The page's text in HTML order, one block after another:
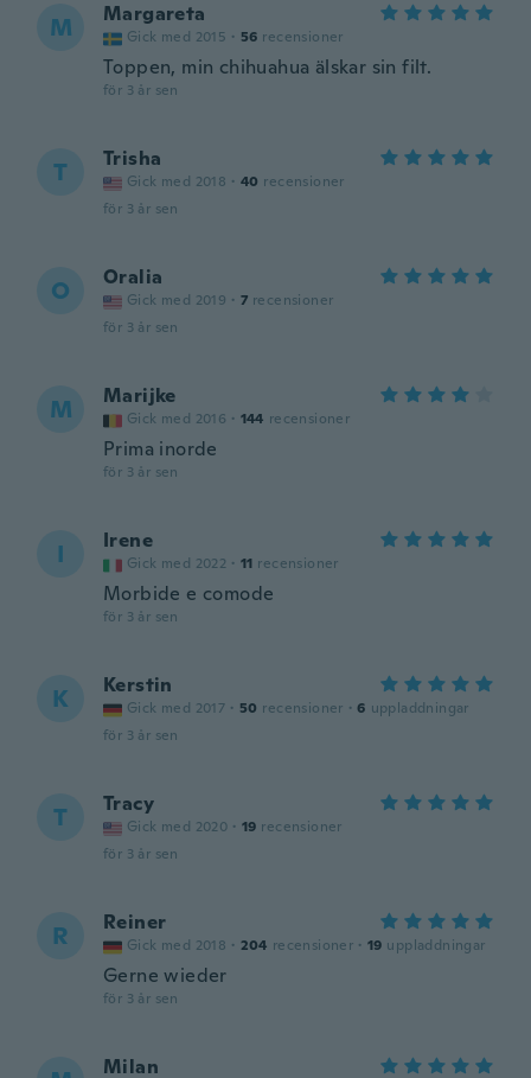
M Margareta
Gick med 2015 · 56 recensioner
Toppen, min chihuahua älskar sin filt.
för 3 år sen
T Trisha
Gick med 2018 · 40 recensioner
för 3 år sen
O Oralia
Gick med 2019 · 7 recensioner
för 3 år sen
M Marijke
Gick med 2016 · 144 recensioner
Prima inorde
för 3 år sen
I Irene
Gick med 2022 · 11 recensioner
Morbide e comode
för 3 år sen
K Kerstin
Gick med 2017 · 50 recensioner · 6 uppladdningar
för 3 år sen
T Tracy
Gick med 2020 · 19 recensioner
för 3 år sen
R Reiner
Gick med 2018 · 204 recensioner · 19 uppladdningar
Gerne wieder
för 3 år sen
Milan